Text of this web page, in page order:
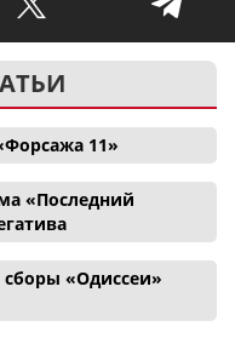
11»
«Последний
«Одиссеи»